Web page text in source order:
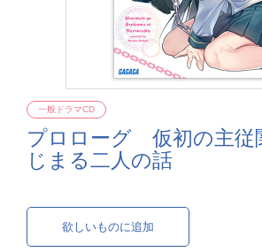
プロローグ 仮初の主従
じまる二人の話
一般ドラマCD
欲しいものに追加